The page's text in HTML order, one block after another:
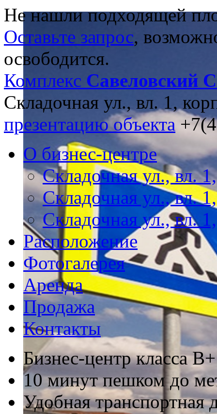
Не нашли подходящей
Оставьте запрос,
освободится.
Комплекс Савеловский
Складочная ул., вл. 1,
презентацию объекта
О бизнес-центре
Складочная ул., вл.
Складочная ул., вл.
Складочная ул., вл.
Расположение
Фотогалерея
Аренда
Продажа
Контакты
Бизнес-центр класса В+
10 минут пешком до
Удобная транспортная